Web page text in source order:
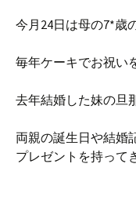
今月24日は母の7*歳
毎年ケーキでお祝い
去年結婚した妹の旦
両親の誕生日や結婚
プレゼントを持って